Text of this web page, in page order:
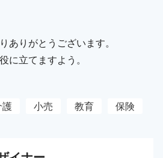
ありがとうございます。
に立てますよう。
護 小売 教育 保険